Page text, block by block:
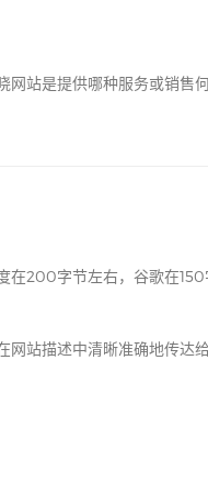
站是提供哪种服务或销售
在200字节左右，谷歌在
站描述中清晰准确地传达